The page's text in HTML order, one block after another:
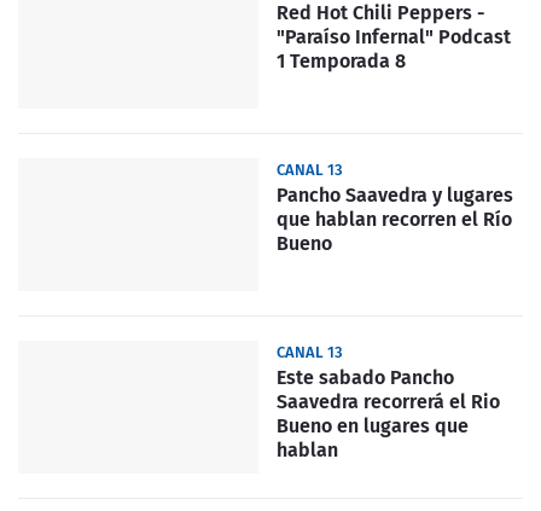
Red Hot Chili Peppers -
"Paraíso Infernal" Podcast
1 Temporada 8
CANAL 13
Pancho Saavedra y lugares
que hablan recorren el Río
Bueno
CANAL 13
Este sabado Pancho
Saavedra recorrerá el Rio
Bueno en lugares que
hablan